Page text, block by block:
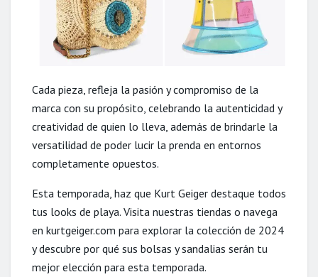
Cada pieza, refleja la pasión y compromiso de la
marca con su propósito, celebrando la autenticidad y
creatividad de quien lo lleva, además de brindarle la
versatilidad de poder lucir la prenda en entornos
completamente opuestos.
Esta temporada, haz que Kurt Geiger destaque todos
tus looks de playa. Visita nuestras tiendas o navega
en kurtgeiger.com para explorar la colección de 2024
y descubre por qué sus bolsas y sandalias serán tu
mejor elección para esta temporada.